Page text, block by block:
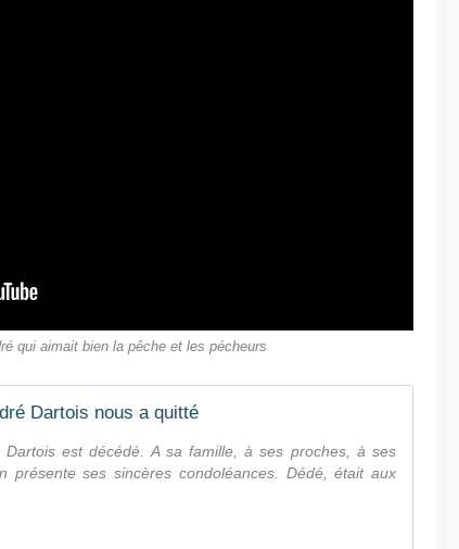
qui aimait bien la pêche et les pécheurs
Dartois nous a quitté
est décédé. A sa famille, à ses proches, à ses
présente ses sincères condoléances. Dédé, était aux